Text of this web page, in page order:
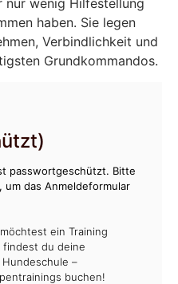
nur wenig Hilfestellung
haben. Sie legen
Verbindlichkeit und
Grundkommandos.
passwortgeschützt. Bitte
das Anmeldeformular
ein Training
findest du deine
–
buchen!